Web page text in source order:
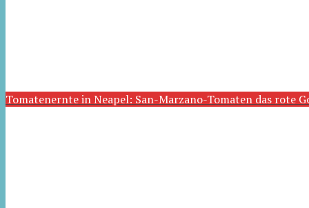
Tomatenernte in Neapel: San-Marzano-Tomaten das rote